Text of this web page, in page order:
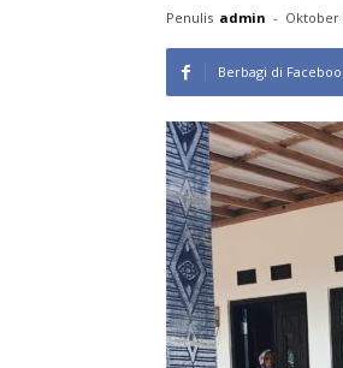
Penulis admin - Oktober
Berbagi di